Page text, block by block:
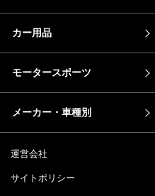
カー用品
モータースポーツ
メーカー・車種別
運営会社
サイトポリシー